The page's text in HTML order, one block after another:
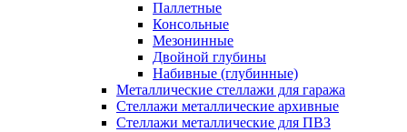
Паллетные
Консольные
Мезонинные
Двойной глубины
Набивные (глубинные)
Металлические стеллажи для гаража
Стеллажи металлические архивные
Стеллажи металлические для ПВЗ